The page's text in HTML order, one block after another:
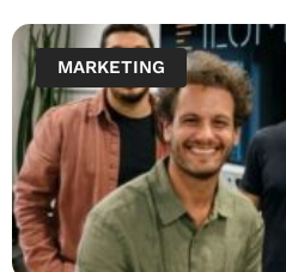
MARKETING